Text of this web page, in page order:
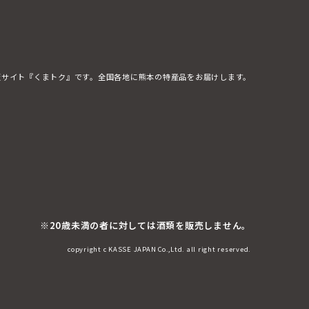
イト『くまトク』です。全国各地に熊本の特産品をお届けします。
※20歳未満の者に対しては酒類を販売しません。
copyright c KASSE JAPAN Co.,Ltd. all right reserved.